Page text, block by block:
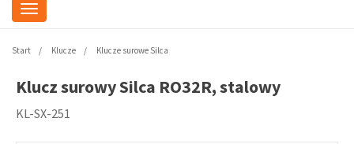
Start Klucze Klucze surowe Silca
Klucz surowy Silca RO32R, stalowy
KL-SX-251